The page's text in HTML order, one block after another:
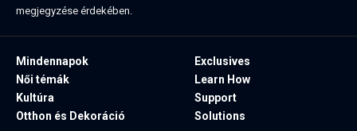
megjegyzése érdekében.
Mindennapok
Női témák
Kultúra
Otthon és Dekoráció
Exclusives
Learn How
Support
Solutions